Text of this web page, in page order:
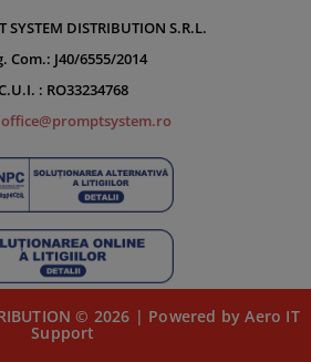
SYSTEM DISTRIBUTION S.R.L.
Com.: J40/6555/2014
: RO33234768
office@promptsystem.ro
© 2026 | Powered by Aero IT
Support